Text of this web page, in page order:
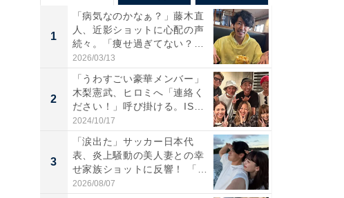
1
「病気なのかなぁ？」藤木直
人、近影ショットに心配の声
続々。「痩せ過ぎてない？」
「...
2026/03/13
2
「うわすごい豪華メンバー」
木梨憲武、ヒロミへ「連絡く
ださい！」呼び掛ける。IS
S...
2024/10/17
3
「涙出た」サッカー日本代
表、炎上騒動の美人妻との幸
せ家族ショットに反響！ 「最
高...
2026/08/07